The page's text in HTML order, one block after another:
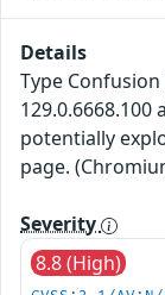
Details
Type
potentially
page.
Severity
8.8 (High)